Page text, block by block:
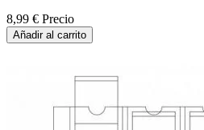
8,99 € Precio
Añadir al carrito